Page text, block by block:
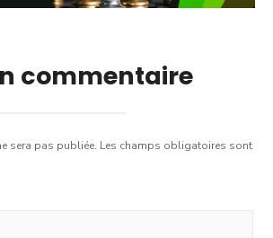
commentaire
sera pas publiée. Les champs obligatoires sont